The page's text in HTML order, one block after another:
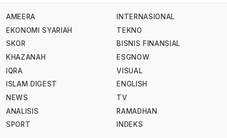
AMEERA
EKONOMI SYARIAH
SKOR
KHAZANAH
IQRA
ISLAM DIGEST
NEWS
ANALISIS
SPORT
INTERNASIONAL
TEKNO
BISNIS FINANSIAL
ESGNOW
VISUAL
ENGLISH
TV
RAMADHAN
INDEKS